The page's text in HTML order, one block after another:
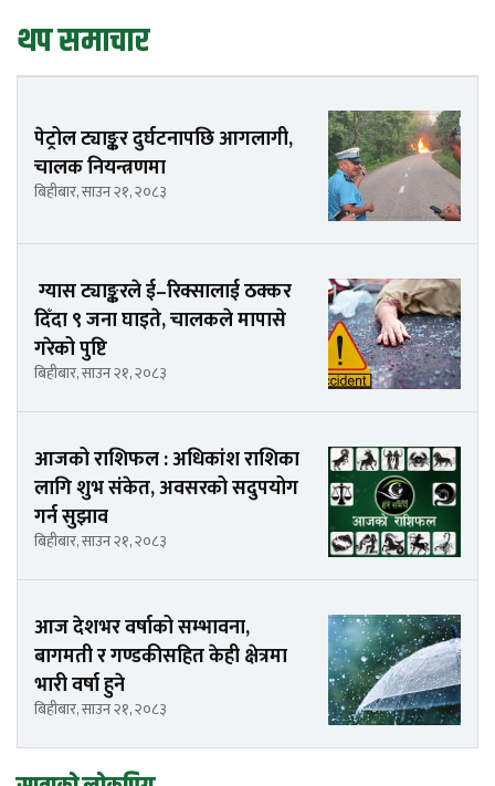
थप समाचार
पेट्रोल ट्याङ्कर दुर्घटनापछि आगलागी,
चालक नियन्त्रणमा
बिहीबार, साउन २१, २०८३
ग्यास ट्याङ्करले ई–रिक्सालाई ठक्कर
दिँदा ९ जना घाइते, चालकले मापासे
गरेको पुष्टि
बिहीबार, साउन २१, २०८३
आजको राशिफल : अधिकांश राशिका
लागि शुभ संकेत, अवसरको सदुपयोग
गर्न सुझाव
बिहीबार, साउन २१, २०८३
आज देशभर वर्षाको सम्भावना,
बागमती र गण्डकीसहित केही क्षेत्रमा
भारी वर्षा हुने
बिहीबार, साउन २१, २०८३